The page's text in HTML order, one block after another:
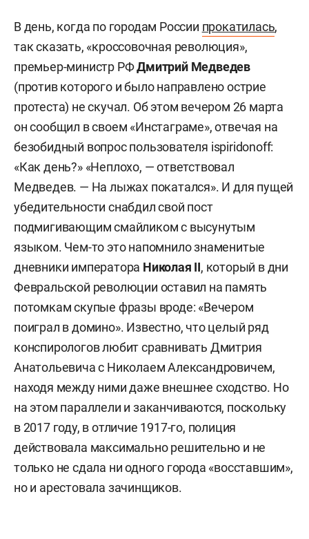
В день, когда по городам России прокатилась,
так сказать, «кроссовочная революция»,
премьер-министр РФДмитрий Медведев
(против которого и было направлено острие
протеста) не скучал. Об этом вечером 26 марта
он сообщил в своем «Инстаграме», отвечая на
безобидный вопрос пользователя ispiridonoff:
«Как день?» «Неплохо, — ответствовал
Медведев. — На лыжах покатался». И для пущей
убедительности снабдил свой пост
подмигивающим смайликом с высунутым
языком. Чем-то это напомнило знаменитые
дневники императора Николая II, который в дни
Февральской революции оставил на память
потомкам скупые фразы вроде: «Вечером
поиграл в домино». Известно, что целый ряд
конспирологов любит сравнивать Дмитрия
Анатольевича с Николаем Александровичем,
находя между ними даже внешнее сходство. Но
на этом параллели и заканчиваются, поскольку
в 2017 году, в отличие 1917-го, полиция
действовала максимально решительно и не
только не сдала ни одного города «восставшим»,
но и арестовала зачинщиков.